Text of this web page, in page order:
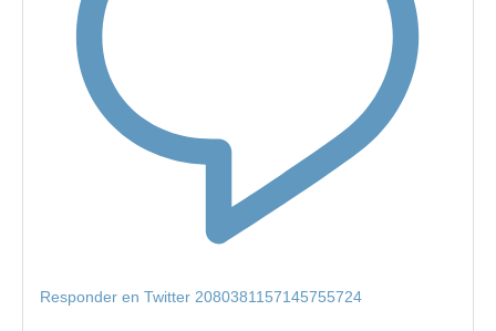
Responder en Twitter 2080381157145755724